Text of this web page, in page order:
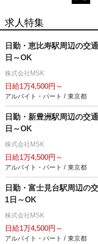
求人特集
日勤・恵比寿駅周辺の交
日～OK
株式会社MSK
日給1万4,500円～
アルバイト・パート / 東京都
日勤・新豊洲駅周辺の交
日～OK
株式会社MSK
日給1万4,500円～
アルバイト・パート / 東京都
日勤・富士見台駅周辺の
1日～OK
株式会社MSK
日給1万4,500円～
アルバイト・パート / 東京都